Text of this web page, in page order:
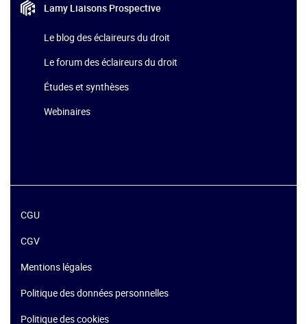
Lamy Liaisons Prospective
Le blog des éclaireurs du droit
Le forum des éclaireurs du droit
Études et synthèses
Webinaires
CGU
CGV
Mentions légales
Politique des données personnelles
Politique des cookies